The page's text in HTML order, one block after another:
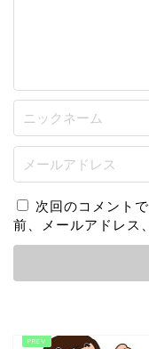
次回のコメント
前、メールアドレス